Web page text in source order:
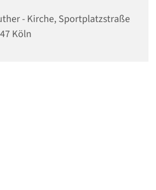
- Kirche, Sportplatzstraße
Köln